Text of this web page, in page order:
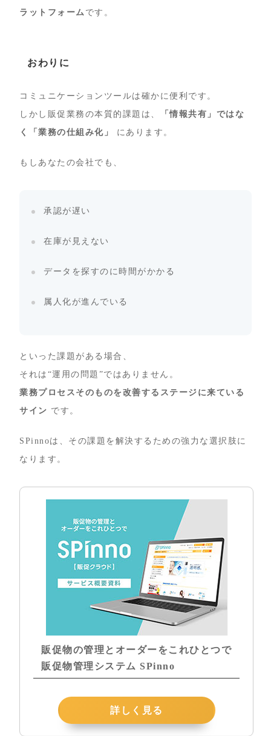
ラットフォーム です。
おわりに
コミュニケーションツールは確かに便利です。
しかし販促業務の本質的課題は、
「情報共有」ではな
く「業務の仕組み化」
にあります。
もしあなたの会社でも、
承認が遅い
在庫が見えない
データを探すのに時間がかかる
属人化が進んでいる
といった課題がある場合、
それは“運用の問題”ではありません。
業務プロセスそのものを改善するステージに来ている
サイン です。
SPinnoは、その課題を解決するための強力な選択肢に
なります。
販促物の管理とオーダーをこれひとつで
販促物管理システム SPinno
詳しく見る